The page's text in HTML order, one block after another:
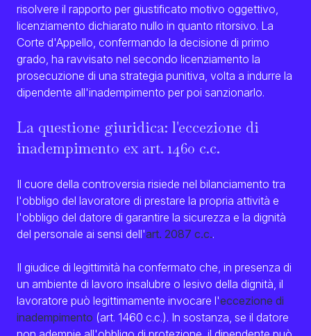
risolvere il rapporto per giustificato motivo oggettivo,
licenziamento dichiarato nullo in quanto ritorsivo. La
Corte d'Appello, confermando la decisione di primo
grado, ha ravvisato nel secondo licenziamento la
prosecuzione di una strategia punitiva, volta a indurre la
dipendente all'inadempimento per poi sanzionarlo.
La questione giuridica: l'eccezione di
inadempimento ex art. 1460 c.c.
Il cuore della controversia risiede nel bilanciamento tra
l'obbligo del lavoratore di prestare la propria attività e
l'obbligo del datore di garantire la sicurezza e la dignità
del personale ai sensi dell'art. 2087 c.c..
Il giudice di legittimità ha confermato che, in presenza di
un ambiente di lavoro insalubre o lesivo della dignità, il
lavoratore può legittimamente invocare l'eccezione di
inadempimento (art. 1460 c.c.). In sostanza, se il datore